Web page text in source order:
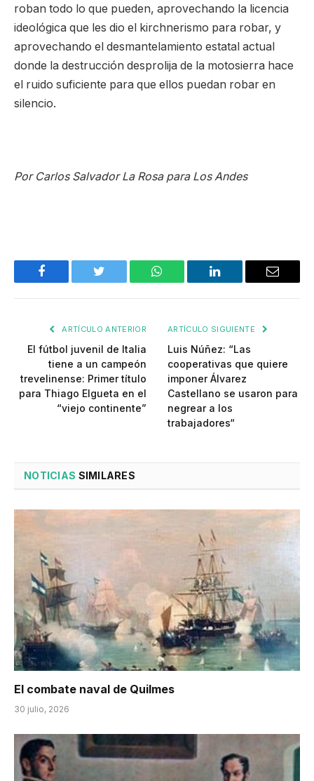
roban todo lo que pueden, aprovechando la licencia
ideológica que les dio el kirchnerismo para robar, y
aprovechando el desmantelamiento estatal actual
donde la destrucción desprolija de la motosierra hace
el ruido suficiente para que ellos puedan robar en
silencio.
Por Carlos Salvador La Rosa para Los Andes
Facebook Twitter WhatsApp LinkedIn Email
ARTÍCULO ANTERIOR
El fútbol juvenil de Italia
tiene a un campeón
trevelinense: Primer título
para Thiago Elgueta en el
“viejo continente”
ARTÍCULO SIGUIENTE
Luis Núñez: “Las
cooperativas que quiere
imponer Álvarez
Castellano se usaron para
negrear a los
trabajadores“
NOTICIAS SIMILARES
El combate naval de Quilmes
30 julio, 2026